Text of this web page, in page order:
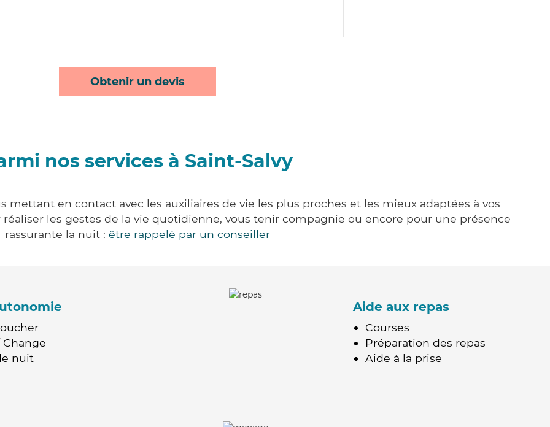
Obtenir un devis
nos services à Saint-Salvy
mettant en contact avec les auxiliaires de vie les plus proches et les mieux adaptées à vos
les gestes de la vie quotidienne, vous tenir compagnie ou encore pour une présence
rassurante la nuit : être rappelé par un conseiller
nuit
Aide aux repas
Courses
Préparation des repas
Aide à la prise